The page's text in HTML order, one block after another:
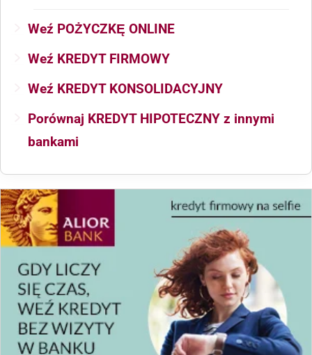
Weź POŻYCZKĘ ONLINE
Weź KREDYT FIRMOWY
Weź KREDYT KONSOLIDACYJNY
Porównaj KREDYT HIPOTECZNY z innymi
bankami